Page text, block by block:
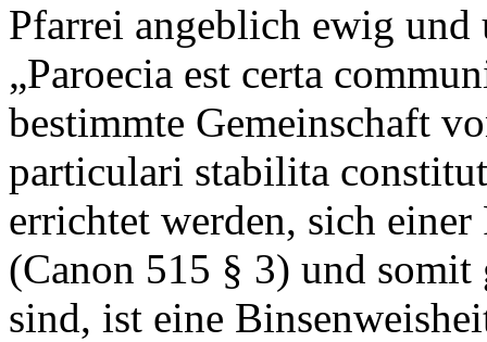
Pfarrei angeblich ewig
„Paroecia est certa
bestimmte Gemeinschaft
particulari stabilita
errichtet werden, sich
(Canon 515 § 3) und
sind, ist eine